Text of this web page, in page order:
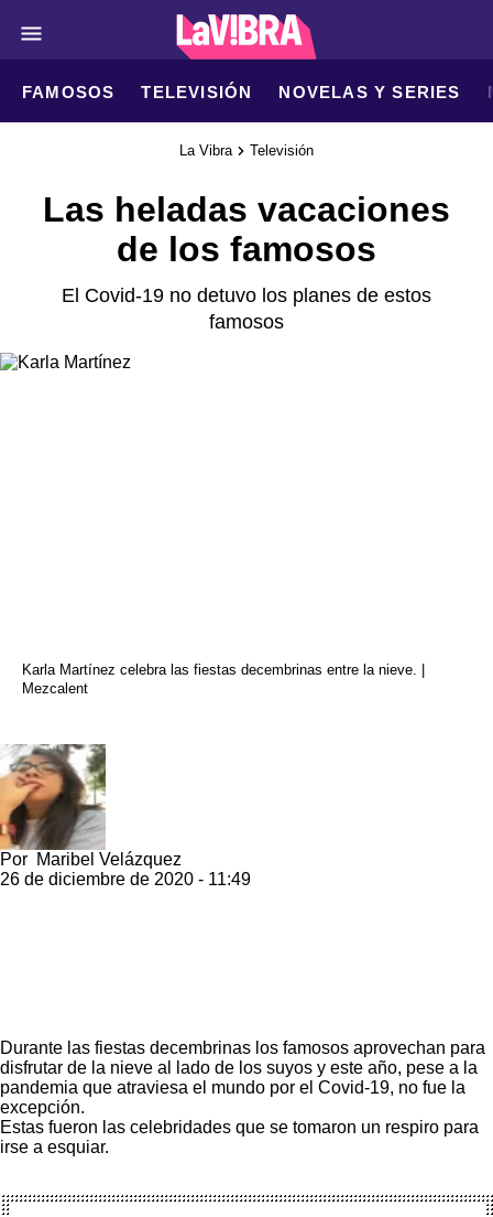
FAMOSOS TELEVISIÓN NOVELAS Y SERIES
La Vibra Televisión
Las heladas vacaciones
de los famosos
El Covid-19 no detuvo los planes de estos
famosos
Karla Martínez celebra las fiestas decembrinas entre la nieve. |
Mezcalent
Por Maribel Velázquez
26 de diciembre de 2020 - 11:49
Durante las fiestas decembrinas los famosos aprovechan para
disfrutar de la nieve al lado de los suyos y este año, pese a la
pandemia que atraviesa el mundo por el Covid-19, no fue la
excepción.
Estas fueron las celebridades que se tomaron un respiro para
irse a esquiar.